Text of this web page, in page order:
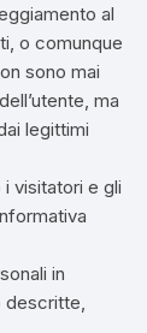
al
o comunque
sono mai
ma
legittimi
visitatori e gli
in
descritte,